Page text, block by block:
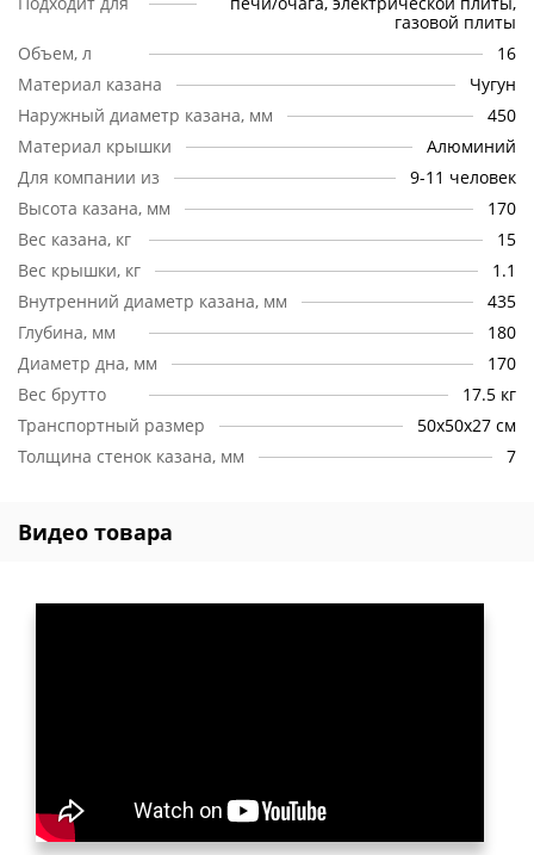
просушить.
Дно.Ровное дно предполагает использование казана, как
на открытом огне костра, так и в домашних условиях. Не
стоит отказываться от удовольствия насладиться любимым
пловом, даже живя в квартире!
Ручки.
Литые ручки в количестве 4-х штук помогут просто
и безопасно управиться даже с полностью заполненным
казаном, как самостоятельно, так с посторонней помощью.
алюминиевая крышка. Она всегда остается холодной,
благодаря чему пользоваться ею легко и комфортно даже
на открытом огне.
Стенки.Главная причина, по которой казан отлично
сохраняет и распределяет тепло, заключено в толщине его
стенок. 7 мм чугуна прекрасно справляются с
поставленными задачами и гарантируют отменный
результат.
газовой плиты
Объем, л
16
Материал казана
Чугун
Наружный диаметр казана, мм
450
Материал крышки
Алюминий
Для компании из
9-11 человек
Высота казана, мм
170
Вес казана, кг
15
Вес крышки, кг
1.1
Внутренний диаметр казана, мм
435
Глубина, мм
180
Диаметр дна, мм
170
Вес брутто
17.5 кг
Транспортный размер
50х50х27 см
Толщина стенок казана, мм
7
Видео товара